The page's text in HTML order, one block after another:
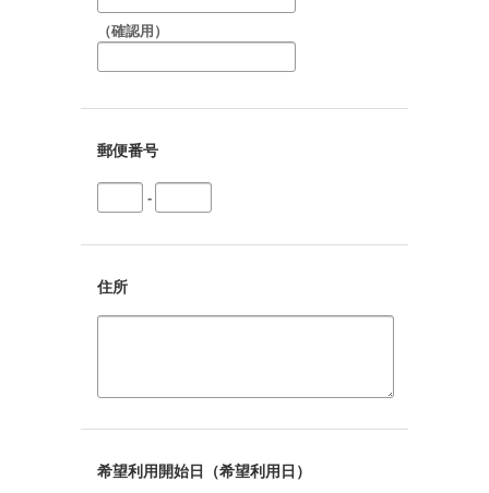
（確認用）
郵便番号
-
住所
希望利用開始日（希望利用日）